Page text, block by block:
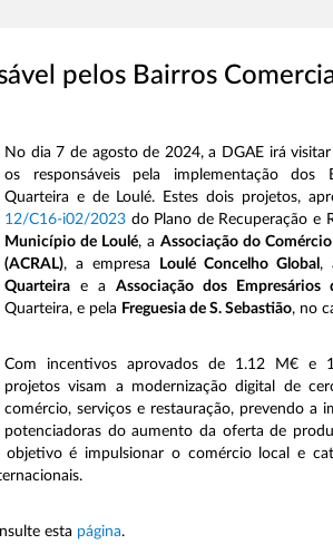
pelos Bairros
No dia 7 de agosto de 2024, a DGAE irá
os responsáveis pela implementação dos
Quarteira e de Loulé. Estes dois projetos,
12/C16-i02/2023 do Plano de Recuperação e
Município de Loulé, a Associação do
(ACRAL), a empresa Loulé Concelho Global,
Quarteira e aAssociação dos Empresários
Quarteira, e pela Freguesia de S. Sebastião, no
Com incentivos aprovados de 1.12 M€ e
projetos visam a modernização digital de
comércio, serviços e restauração, prevendo a
potenciadoras do aumento da oferta de
é impulsionar o comércio local e
esta página.